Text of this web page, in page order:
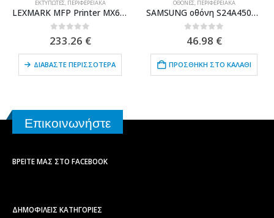
ΕΚΤΥΠΩΤΈΣ, ΠΕΡΙΦΕΡΕΙΑΚΆ
LEXMARK MFP Printer MX611DHE, Laser, Mono, με toner
0 out of 5
233.26 €
ΔΙΑΒΆΣΤΕ ΠΕΡΙΣΣΌΤΕΡΑ
ΟΘΌΝΕΣ, ΠΕΡΙΦΕΡΕΙΑΚΆ
SAMSUNG οθόνη S24A450BW LΕD, 24″ 1920x1200px, VGA/DVI, Grade B
out of 5
46.98 €
ΠΡΟΣΘΉΚΗ ΣΤΟ ΚΑΛΆΘΙ
Επικοινωνήστε
ΒΡΕΊΤΕ ΜΑΣ ΣΤΟ FACEBOOK
ΔΗΜΟΦΙΛΕΙΣ ΚΑΤΗΓΟΡΙΕΣ